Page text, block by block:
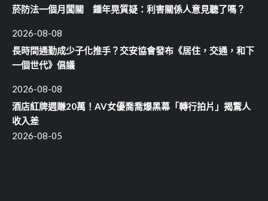
菸防法一個月闖關 鍾年晃質疑：利害關係人意見聽了嗎？
2026-08-08
長時間通勤成少子化推手？交安協會發布《居住，交通，和下
一個世代》倡議
2026-08-08
酒店紅牌週賺20萬！AV女優喬喬爆黑幕「轉行拍片」揭驚人
收入差
2026-08-05